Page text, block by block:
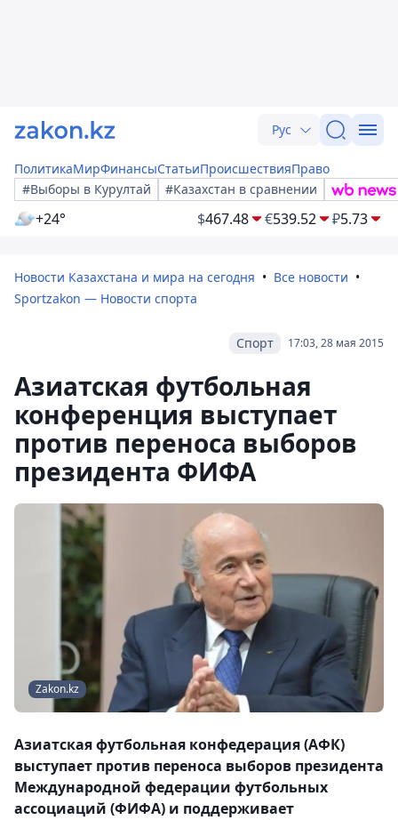
Рус
ПолитикаМирФинансыСтатьиПроисшествияПраво
#Выборы в Курултай
#Казахстан в сравнении
+24° $467.48 €539.52 ₽5.73
Новости Казахстана и мира на сегодня
Все новости
Sportzakon — Новости спорта
17:03, 28 мая 2015
Спорт
Азиатская футбольная
конференция выступает
против переноса выборов
президента ФИФА
Zakon.kz
Азиатская футбольная конфедерация (АФК)
выступает против переноса выборов президента
Международной федерации футбольных
ассоциаций (ФИФА) и поддерживает